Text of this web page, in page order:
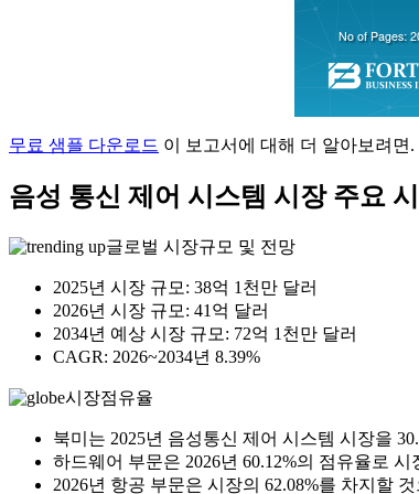
무료 샘플 다운로드 이 보고서에 대해 더 알아보려면.
음성 통신 제어 시스템 시장 주요
글로벌 시장규모 및 전망
2025년 시장 규모: 38억 1천만 달러
2026년 시장 규모: 41억 달러
2034년 예상 시장 규모: 72억 1천만 달러
CAGR: 2026~2034년 8.39%
시장점유율
북미는 2025년 음성통신 제어 시스템 시장을
하드웨어 부문은 2026년 60.12%의 점유율로
2026년 항공 부문은 시장의 62.08%를 차지할